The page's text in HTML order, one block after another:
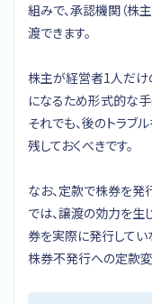
組みで、承認機関（株
渡できます。
株主が経営者1人だけ
になるため形式的な手
それでも、後のトラブ
残しておくべきです。
なお、定款で株券を発
では、譲渡の効力を生
券を実際に発行してい
株券不発行への定款変